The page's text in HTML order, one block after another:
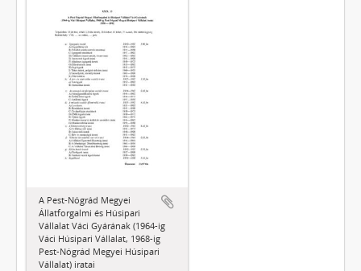
A Pest-Nógrád Megyei
Állatforgalmi és Húsipari
Vállalat Váci Gyárának (1964-ig
Váci Húsipari Vállalat, 1968-ig
Pest-Nógrád Megyei Húsipari
Vállalat) iratai